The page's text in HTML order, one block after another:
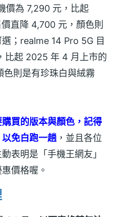
價為 7,290 元，比起
直降 4,700 元，顏色則
；realme 14 Pro 5G 目
比起 2025 年 4 月上市的
則是有珍珠白與絨霧
買的版本與顏色，記得
免白跑一趟 ，並且各位
表明是「手機王網友」
價格喔。